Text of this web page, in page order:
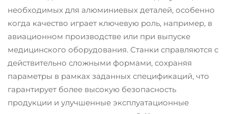
необходимых для алюминиевых деталей, особенно
когда качество играет ключевую роль, например, в
авиационном производстве или при выпуске
медицинского оборудования. Станки справляются с
действительно сложными формами, сохраняя
параметры в рамках заданных спецификаций, что
гарантирует более высокую безопасность
продукции и улучшенные эксплуатационные